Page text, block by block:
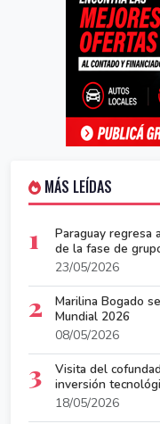
MÁS LEÍDAS
1
Paraguay regresa
de la fase de
23/05/2026
2
Marilina Bogado
Mundial 2026
08/05/2026
3
Visita del
inversión
18/05/2026